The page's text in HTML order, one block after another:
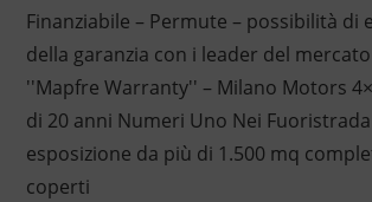
Finanziabile – Permute – possibilità di
della garanzia con i leader del
''Mapfre Warranty'' – Milano Motors
di 20 anni Numeri Uno Nei
esposizione da più di 1.500 mq
coperti